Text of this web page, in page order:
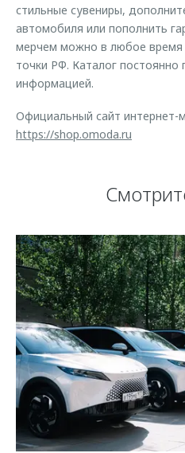
стильные сувениры,
автомобиля или пополнить
мерчем можно в любое
точки РФ. Каталог
информацией.
Официальный сайт интернет-
https://shop.omoda.ru